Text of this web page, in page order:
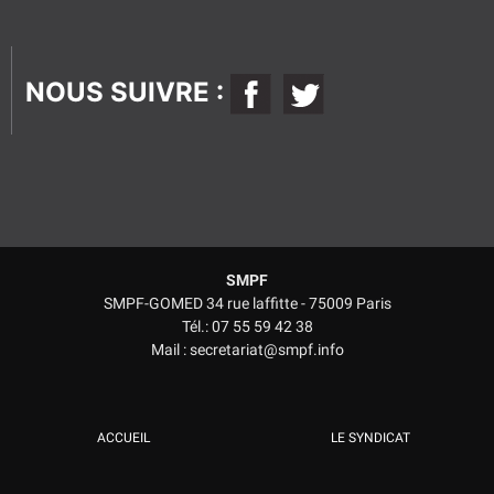
NOUS SUIVRE :
SMPF
SMPF-GOMED 34 rue laffitte - 75009 Paris
Tél.: 07 55 59 42 38
Mail : secretariat@smpf.info
ACCUEIL LE SYNDICAT